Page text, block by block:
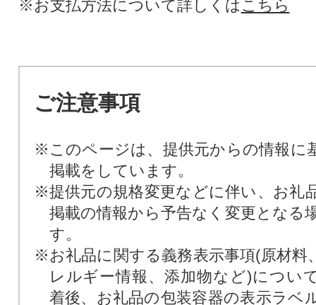
※お支払方法について詳しくは こちら
ご注意事項
※このページは、提供元からの情報に
掲載をしています。
※提供元の規格変更などに伴い、お礼
掲載の情報から予告なく変更となる
す。
※お礼品に関する義務表示事項(原材料
レルギー情報、添加物など)につい
着後、お礼品の包装容器の表示ラベ